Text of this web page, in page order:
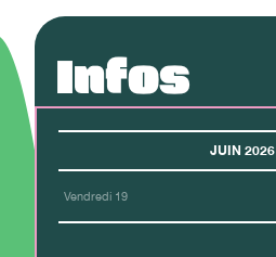
Infos
JUIN 2026
Vendredi 19